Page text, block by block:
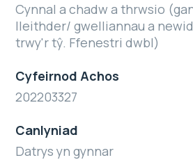
Cynnal a chadw a thrwsio
lleithder/ gwelliannau a
trwy'r tŷ. Ffenestri dwbl)
Cyfeirnod Achos
202203327
Canlyniad
Datrys yn gynnar